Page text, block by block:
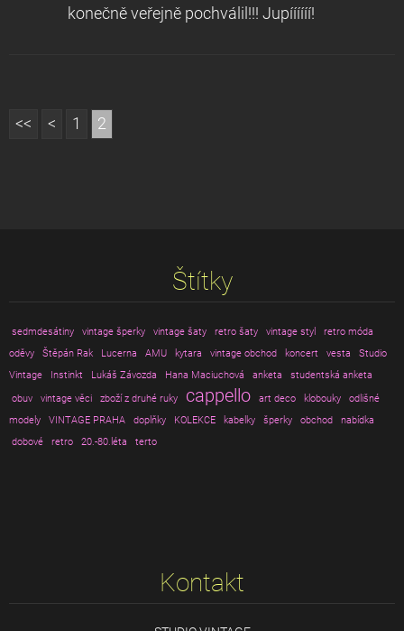
konečně veřejně pochválil!!! Jupíííííí!
<< < 1 2
Štítky
sedmdesátiny vintage šperky vintage šaty retro šaty vintage styl
retro móda
oděvy
Štěpán Rak Lucerna AMU kytara vintage obchod koncert vesta
Studio
Vintage
Instinkt Lukáš Závozda Hana Maciuchová anketa
studentská anketa
obuv
vintage věci zboží z druhé ruky cappello art deco klobouky
odlišné
modely
VINTAGE PRAHA doplňky KOLEKCE kabelky šperky obchod
nabídka
dobové
retro 20.-80.léta terto
Kontakt